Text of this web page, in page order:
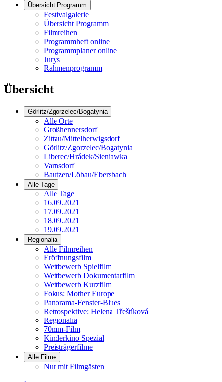
Übersicht Programm
Festivalgalerie
Übersicht Programm
Filmreihen
Programmheft online
Programmplaner online
Jurys
Rahmenprogramm
Übersicht
Görlitz/Zgorzelec/Bogatynia
Alle Orte
Großhennersdorf
Zittau/Mittelherwigsdorf
Görlitz/Zgorzelec/Bogatynia
Liberec/Hrádek/Sieniawka
Varnsdorf
Bautzen/Löbau/Ebersbach
Alle Tage
Alle Tage
16.09.2021
17.09.2021
18.09.2021
19.09.2021
Regionalia
Alle Filmreihen
Eröffnungsfilm
Wettbewerb Spielfilm
Wettbewerb Dokumentarfilm
Wettbewerb Kurzfilm
Fokus: Mother Europe
Panorama-Fenster-Blues
Retrospektive: Helena Třeštíková
Regionalia
70mm-Film
Kinderkino Spezial
Preisträgerfilme
Alle Filme
Nur mit Filmgästen